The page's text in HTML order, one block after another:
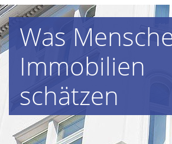
Was
Immobilien
schätzen